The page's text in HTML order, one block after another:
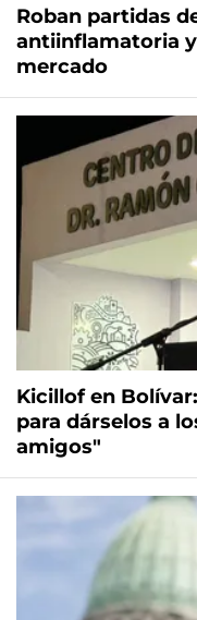
Roban partidas
antiinflamatoria
mercado
Kicillof en
para dárselos a
amigos"